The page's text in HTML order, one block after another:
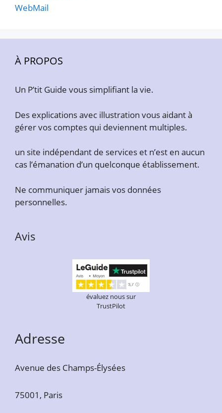
WebMail
À PROPOS
Un P’tit Guide vous simplifiant la vie.
Des explications avec illustration vous aidant à
gérer vos comptes qui deviennent multiples.
un site indépendant de services et n’est en aucun
cas l’émanation d’un quelconque établissement.
Ne communiquer jamais vos données
personnelles.
Avis
évaluez nous sur
TrustPilot
Adresse
Avenue des Champs-Élysées
75001, Paris